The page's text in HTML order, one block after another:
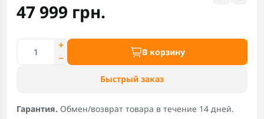
47 999 грн.
В корзину
Быстрый заказ
Гарантия. Обмен/возврат товара в течение 14 дней.